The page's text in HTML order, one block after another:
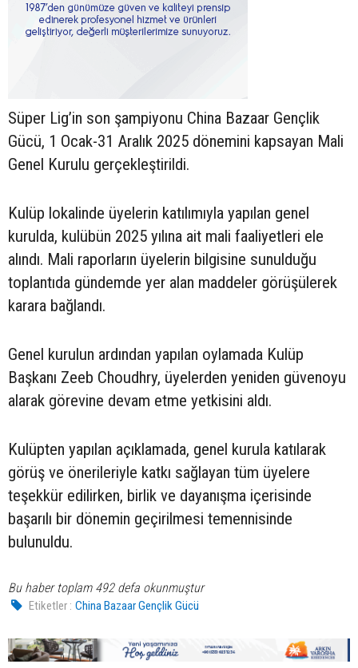
Süper Lig’in son şampiyonu China Bazaar Gençlik
Gücü, 1 Ocak-31 Aralık 2025 dönemini kapsayan Mali
Genel Kurulu gerçekleştirildi.
Kulüp lokalinde üyelerin katılımıyla yapılan genel
kurulda, kulübün 2025 yılına ait mali faaliyetleri ele
alındı. Mali raporların üyelerin bilgisine sunulduğu
toplantıda gündemde yer alan maddeler görüşülerek
karara bağlandı.
Genel kurulun ardından yapılan oylamada Kulüp
Başkanı Zeeb Choudhry, üyelerden yeniden güvenoyu
alarak görevine devam etme yetkisini aldı.
Kulüpten yapılan açıklamada, genel kurula katılarak
görüş ve önerileriyle katkı sağlayan tüm üyelere
teşekkür edilirken, birlik ve dayanışma içerisinde
başarılı bir dönemin geçirilmesi temennisinde
bulunuldu.
Bu haber toplam 492 defa okunmuştur
Etiketler : China Bazaar Gençlik Gücü